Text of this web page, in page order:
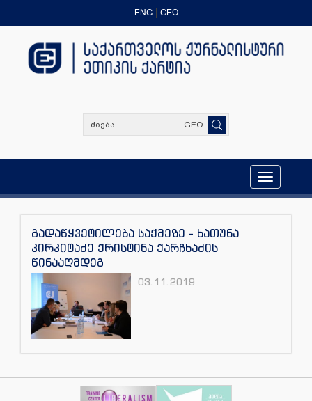
ENG GEO
GEO
Toggle
navigation
გადაწყვეტილება საქმეზე - ხათუნა
კირკიტაძე ქრისტინა ქარჩხაძის
წინააღმდეგ
03.11.2019